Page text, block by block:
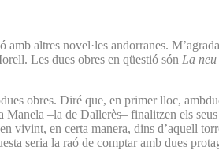
altres novel·les andorranes.
Les dues obres en qüestió són La
obres. Diré que, en primer lloc,
–la de Dallerès– finalitzen els
vivint, en certa manera, dins d’aquell
seria la raó de comptar amb dues